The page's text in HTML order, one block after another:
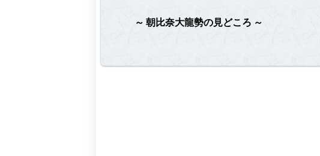
朝比奈大龍勢の見どころ